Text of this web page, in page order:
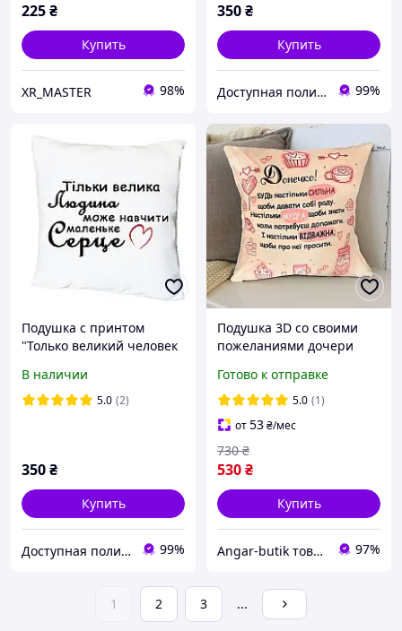
225₴
Купить
XR_MASTER 98%
350₴
Купить
Доступная полиграфия в городе Кропивницком 99%
Подушка с принтом
"Только великий человек
маленькое сердце"
(20470)
В наличии
5.0 (2)
350₴
Купить
Доступная полиграфия в городе Кропивницком 99%
Подушка 3D со своими
пожеланиями дочери
Побажання" 35х35 см
Готово к отправке
5.0 (1)
от53₴/мес
530₴
730 ₴
Купить
Angar-butik товары для дома и быта 97%
1 2 3 ...